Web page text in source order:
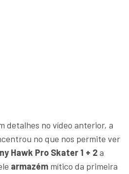
detalhes no vídeo anterior, a
no que nos permite ver
Hawk Pro Skater 1 + 2a
armazém mítico da primeira